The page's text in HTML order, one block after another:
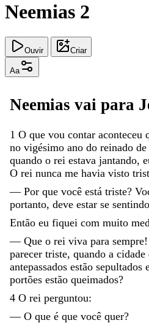
Neemias 2
Ouvir Criar
Aa
Neemias vai para
1 O que vou contar aconteceu
no vigésimo ano do reinado de
quando o rei estava jantando,
O rei nunca me havia visto
— Por que você está triste?
portanto, deve estar se sentindo
Então eu fiquei com muito
— Que o rei viva para sempre!
parecer triste, quando a cidade
antepassados estão sepultados
portões estão queimados?
4 O rei perguntou:
— O que é que você quer?